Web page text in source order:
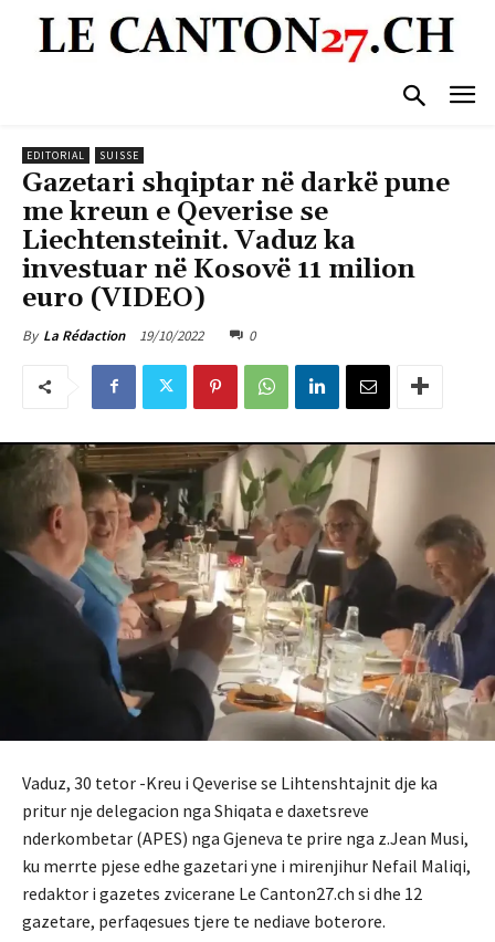
EDITORIAL SUISSE
Gazetari shqiptar në darkë pune
me kreun e Qeverise se
Liechtensteinit. Vaduz ka
investuar në Kosovë 11 milion
euro (VIDEO)
By La Rédaction 19/10/2022 0
Vaduz, 30 tetor -Kreu i Qeverise se Lihtenshtajnit dje ka
pritur nje delegacion nga Shiqata e daxetsreve
nderkombetar (APES) nga Gjeneva te prire nga z.Jean Musi,
ku merrte pjese edhe gazetari yne i mirenjihur Nefail Maliqi,
redaktor i gazetes zvicerane Le Canton27.ch si dhe 12
gazetare, perfaqesues tjere te nediave boterore.